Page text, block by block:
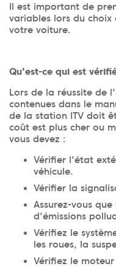
Il est important de
variables lors du
votre voiture.
Qu'est-ce qui est
Lors de la réussite de
contenues dans le
de la station ITV doit
coût est plus cher ou
vous devez :
Vérifier l'état
véhicule.
Vérifier la
Assurez-vous
d'émissions
Vérifiez le
les roues, la
Vérifiez le